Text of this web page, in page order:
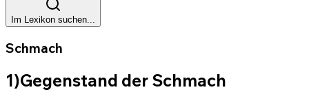
Im Lexikon suchen...
Schmach
1)Gegenstand der Schmach